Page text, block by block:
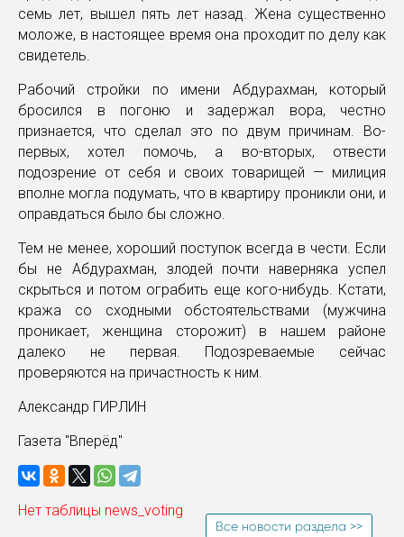
семь лет, вышел пять лет назад. Жена существенно
моложе, в настоящее время она проходит по делу как
свидетель.
Рабочий стройки по имени Абдурахман, который
бросился в погоню и задержал вора, честно
признается, что сделал это по двум причинам. Во-
первых, хотел помочь, а во-вторых, отвести
подозрение от себя и своих товарищей — милиция
вполне могла подумать, что в квартиру проникли они, и
оправдаться было бы сложно.
Тем не менее, хороший поступок всегда в чести. Если
бы не Абдурахман, злодей почти наверняка успел
скрыться и потом ограбить еще кого-нибудь. Кстати,
кража со сходными обстоятельствами (мужчина
проникает, женщина сторожит) в нашем районе
далеко не первая. Подозреваемые сейчас
проверяются на причастность к ним.
Александр ГИРЛИН
Газета "Вперёд"
Нет таблицы news_voting
Все новости раздела >>